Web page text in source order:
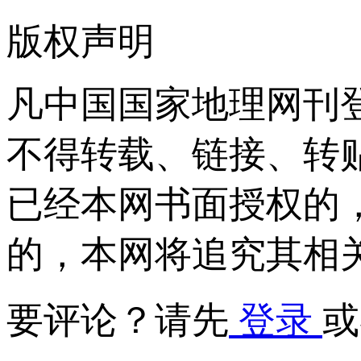
版权声明
凡中国国家地理网刊
不得转载、链接、转
已经本网书面授权的
的，本网将追究其相
要评论？请先 登录